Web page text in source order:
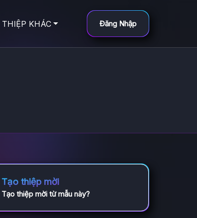
THIỆP KHÁC Đăng Nhập
Tạo thiệp mời
Tạo thiệp mời từ mẫu này?